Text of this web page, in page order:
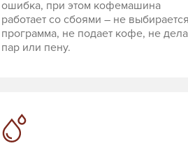
ошибка, при этом кофемашина
работает со сбоями – не выбирается
программа, не подает кофе, не
пар или пену.